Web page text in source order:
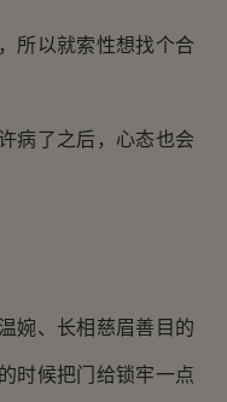
所以就索性想找个合
病了之后，心态也会
婉、长相慈眉善目的
时候把门给锁牢一点